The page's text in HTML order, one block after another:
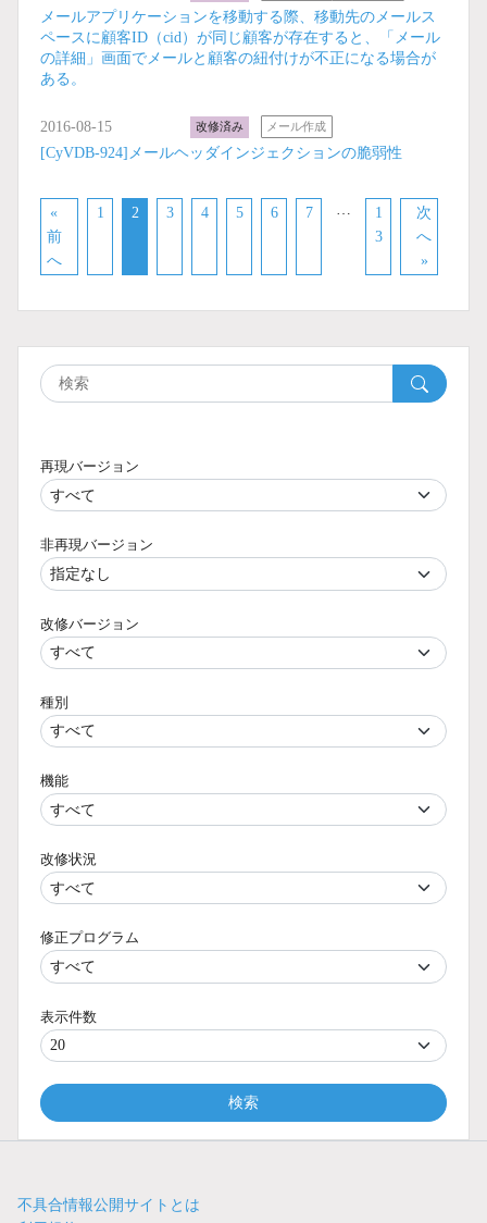
メールアプリケーションを移動する際、移動先のメールス
ペースに顧客ID（cid）が同じ顧客が存在すると、「メール
の詳細」画面でメールと顧客の紐付けが不正になる場合が
ある。
2016-08-15 改修済み メール作成
[CyVDB-924]メールヘッダインジェクションの脆弱性
«
前
へ
1 2 3 4 5 6 7 …
1
3
次
へ
»
再現バージョン
非再現バージョン
改修バージョン
種別
機能
改修状況
修正プログラム
表示件数
検索
不具合情報公開サイトとは